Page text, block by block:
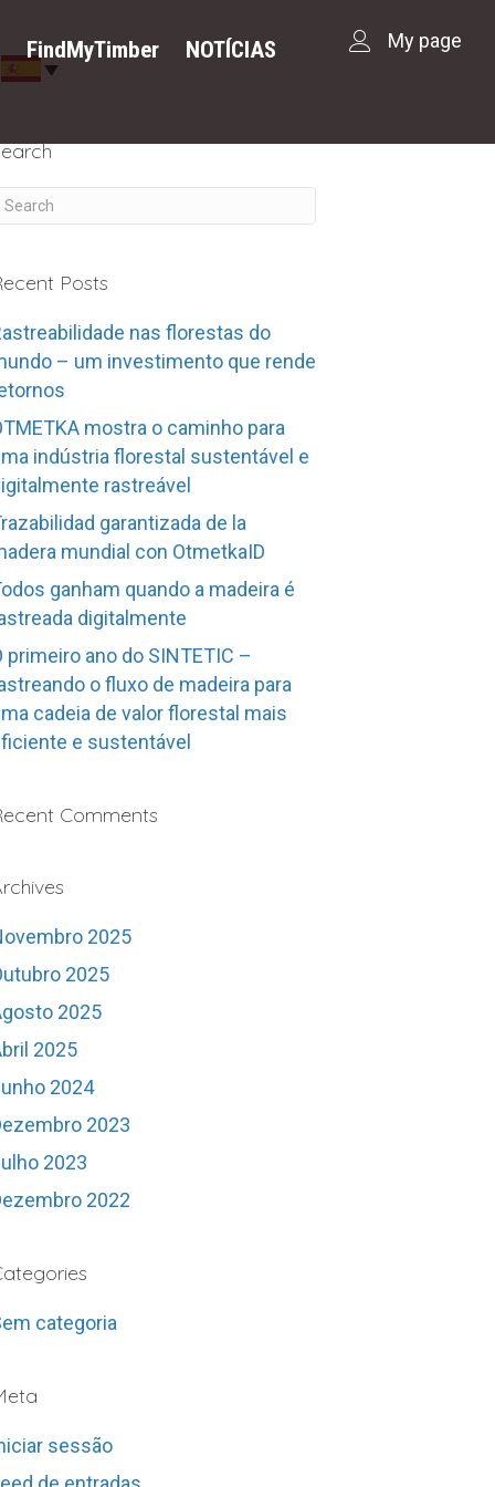
FindMyTimber NOTÍCIAS My page
Posts
nas florestas do
– um investimento que rende
mostra o caminho para
indústria florestal sustentável e
rastreável
garantizada de la
mundial con OtmetkaID
ganham quando a madeira é
digitalmente
primeiro ano do SINTETIC –
o fluxo de madeira para
cadeia de valor florestal mais
e sustentável
Comments
2025
2025
2025
2025
2024
2023
2023
2022
categoria
sessão